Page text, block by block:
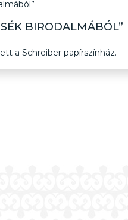
BIRODALMÁBÓL”
a Schreiber papírszínház.